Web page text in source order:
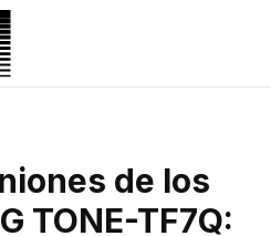
de los
TONE-TF7Q: